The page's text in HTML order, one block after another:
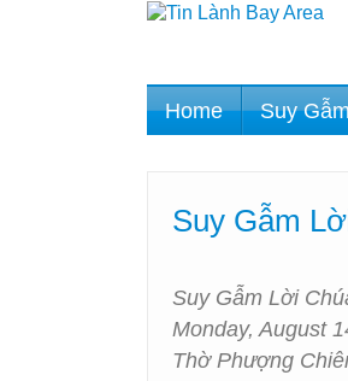
Home Suy
Suy Gẫm
Suy Gẫm Lời
Monday, August
Thờ Phượng